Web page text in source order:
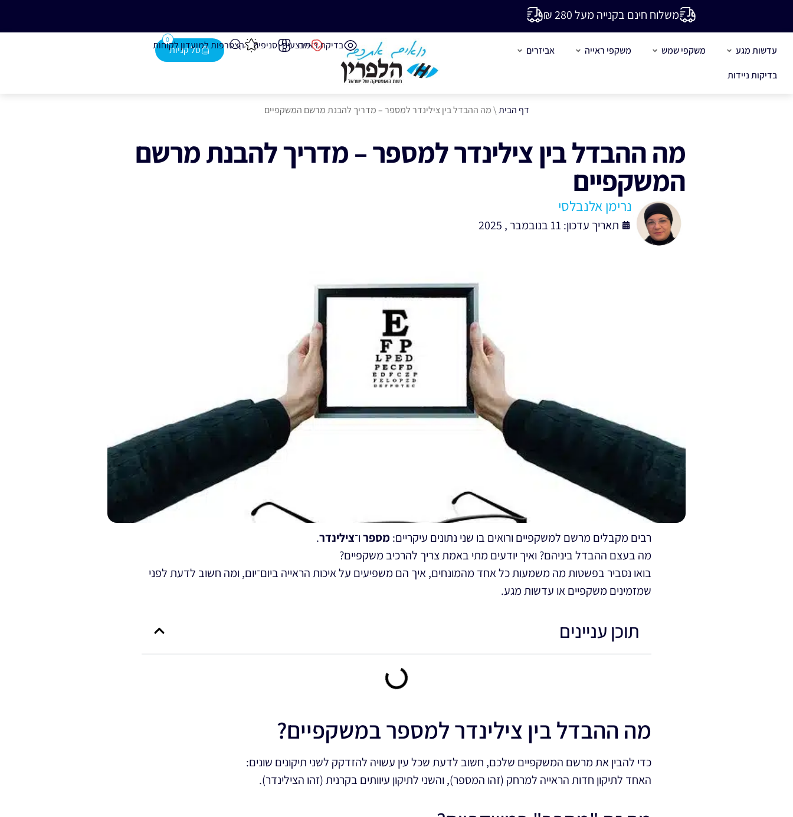
משלוח חינם בקנייה מעל 280 ₪
עדשות מגע משקפי שמש משקפי ראייה
אביזרים
בדיקות ניידות
בדיקת ראייהמבצעים סניפים הצטרפות למועדון לקוחות
0
דף הבית\מה ההבדל בין צילינדר למספר – מדריך להבנת מרשם המשקפיים
מה ההבדל בין צילינדר למספר – מדריך להבנת מרשם
המשקפיים
נרימן אלנבלסי
תאריך עדכון: 11 בנובמבר , 2025
רבים מקבלים מרשם למשקפיים ורואים בו שני נתונים עיקריים: מספרו־צילינדר.
מה בעצם ההבדל ביניהם? ואיך יודעים מתי באמת צריך להרכיב משקפיים?
בואו נסביר בפשטות מה משמעות כל אחד מהמונחים, איך הם משפיעים על איכות הראייה ביום־יום, ומה חשוב לדעת לפני
שמזמינים משקפיים או עדשות מגע.
תוכן עניינים
מה ההבדל בין צילינדר למספר במשקפיים?
כדי להבין את מרשם המשקפיים שלכם, חשוב לדעת שכל עין עשויה להזדקק לשני תיקונים שונים:
האחד לתיקון חדות הראייה למרחק (זהו המספר), והשני לתיקון עיוותים בקרנית (זהו הצילינדר).